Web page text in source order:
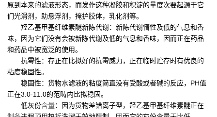
原到本来的滤液形态，而发作这种凝胶和积淀的量度次要起源于它
们光滑剂，助悬浮剂，掩护胶体，乳化剂等。
羟乙基甲基纤维素醚新陈代谢：新陈代谢惰性及低的气息和香
味，因为它们没有会被新陈代谢及低的气息和香味，因而正在药品
和药品中被宽泛的使用。
抗霉性：存正在比拟好的抗霉威力，正在临时贮存时有优良的
粘度稳固性。
稳固性：货物水滤液的粘度简直没有受酸或者碱的反应，PH值
正在3.0-11.0的范畴内比拟稳固。
低灰份含量：因为货物差错离子型，羟乙基甲基纤维素醚正在